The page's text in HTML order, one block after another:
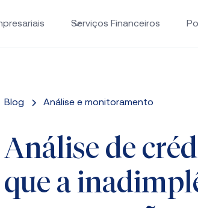
Serviços Financeiros
Blog Análise e monitoramento
Análise de
que a